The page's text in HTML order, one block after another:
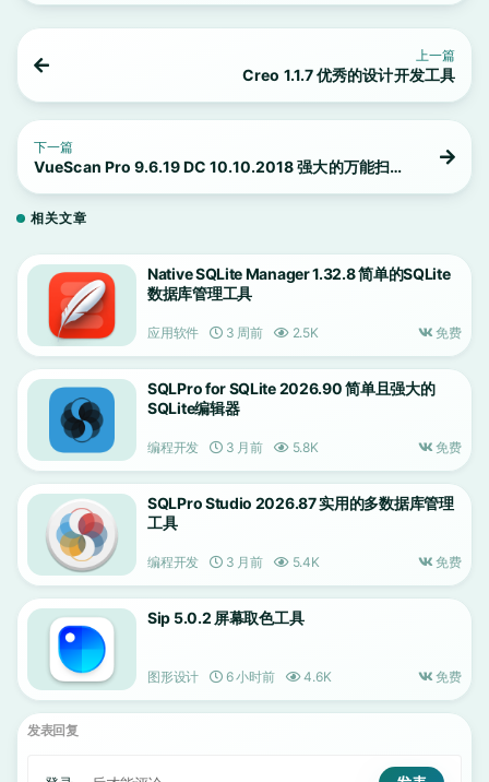
上一篇
Creo 1.1.7 优秀的设计开发工具
下一篇
VueScan Pro 9.6.19 DC 10.10.2018 强大的万能扫
相关文章
Native SQLite Manager 1.32.8 简单的SQLite
数据库管理工具
应用软件 3 周前 2.5K 免费
SQLPro for SQLite 2026.90 简单且强大的
SQLite编辑器
编程开发 3 月前 5.8K 免费
SQLPro Studio 2026.87 实用的多数据库管理
工具
编程开发 3 月前 5.4K 免费
Sip 5.0.2 屏幕取色工具
图形设计 6 小时前 4.6K 免费
发表回复